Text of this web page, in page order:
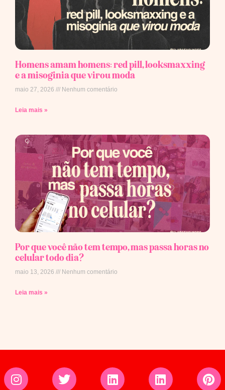
Homens amam homens: red pill, looksmaxxing
e a misoginia que virou moda
maio 27, 2026 Nenhum comentário
Leia mais »
Por que você não tem tempo, mas passa horas no
celular todo dia?
maio 13, 2026 Nenhum comentário
Leia mais »